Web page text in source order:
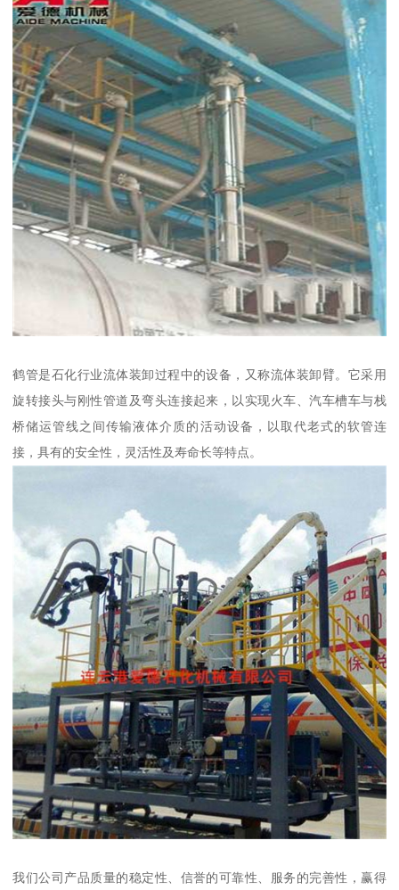
鹤管是石化行业流体装卸过程中的设备，又称流体装卸臂。它采用
旋转接头与刚性管道及弯头连接起来，以实现火车、汽车槽车与栈
桥储运管线之间传输液体介质的活动设备，以取代老式的软管连
接，具有的安全性，灵活性及寿命长等特点。
我们公司产品质量的稳定性、信誉的可靠性、服务的完善性，赢得